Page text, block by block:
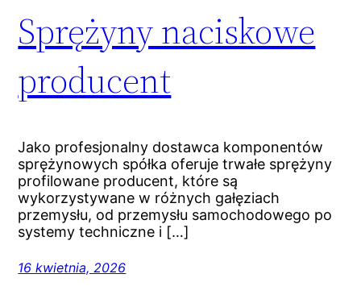
Sprężyny naciskowe
producent
Jako profesjonalny dostawca komponentów
sprężynowych spółka oferuje trwałe sprężyny
profilowane producent, które są
wykorzystywane w różnych gałęziach
przemysłu, od przemysłu samochodowego po
systemy techniczne i […]
16 kwietnia, 2026